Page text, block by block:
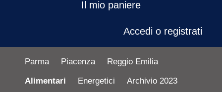
Il mio paniere
Accedi o registrati
Parma Piacenza Reggio Emilia
Alimentari Energetici Archivio 2023